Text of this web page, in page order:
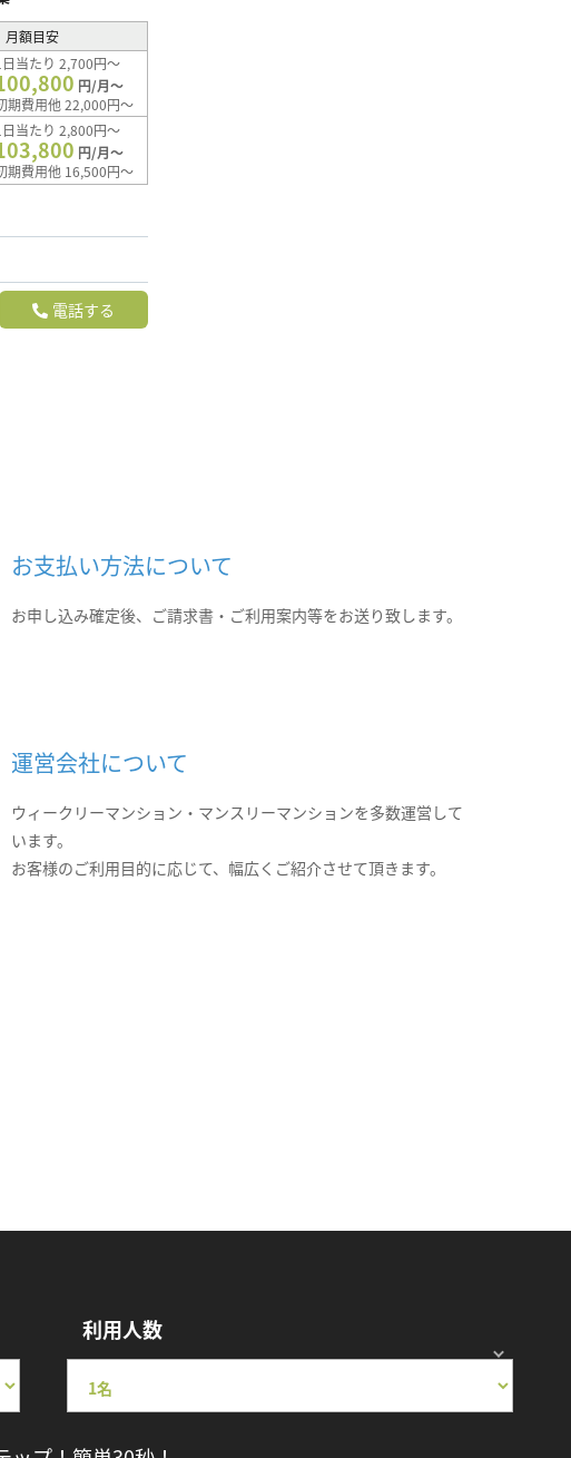
月額目安
日当たり 2,700円～
円/月～
期費用他 22,000円～
日当たり 2,800円～
円/月～
期費用他 16,500円～
電話する
お支払い方法について
お申し込み確定後、ご請求書・ご利用案内等をお送り致します。
運営会社について
ウィークリーマンション・マンスリーマンションを多数運営して
います。
お客様のご利用目的に応じて、幅広くご紹介させて頂きます。
利用人数